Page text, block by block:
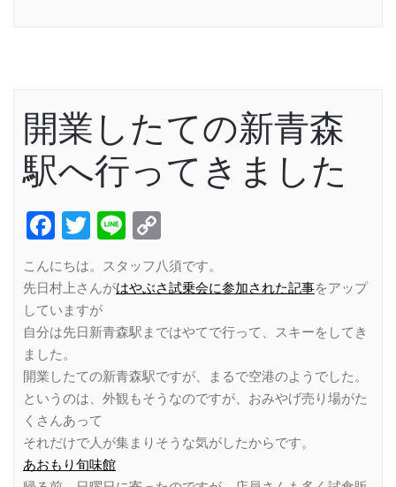
開業したての新青森
駅へ行ってきました
Facebook
Twitter
Line
Link
こんにちは。スタッフ八須です。
先日村上さんがはやぶさ試乗会に参加された記事をアップ
していますが
自分は先日新青森駅まではやてで行って、スキーをしてき
ました。
開業したての新青森駅ですが、まるで空港のようでした。
というのは、外観もそうなのですが、おみやげ売り場がた
くさんあって
それだけで人が集まりそうな気がしたからです。
あおもり旬味館